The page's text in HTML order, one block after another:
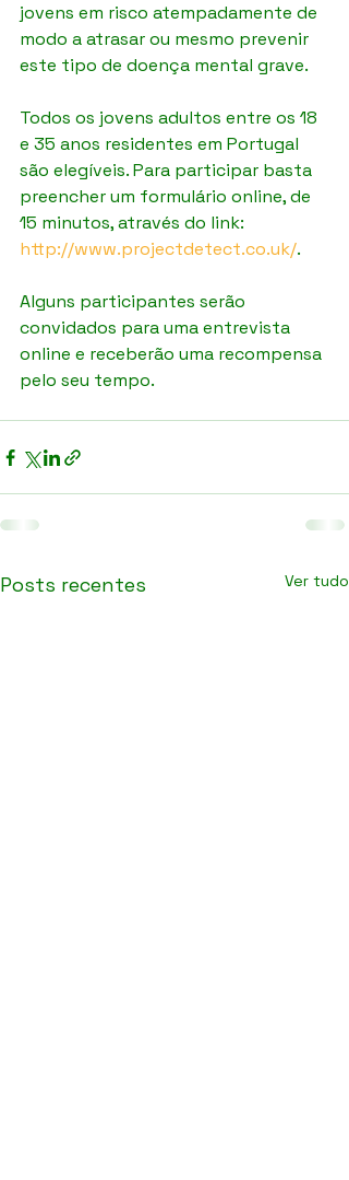
jovens em risco atempadamente de
modo a atrasar ou mesmo prevenir
este tipo de doença mental grave.
Todos os jovens adultos entre os 18
e 35 anos residentes em Portugal
são elegíveis. Para participar basta
preencher um formulário online, de
15 minutos, através do link:
http://www.projectdetect.co.uk/.
Alguns participantes serão
convidados para uma entrevista
online e receberão uma recompensa
pelo seu tempo.
Posts recentes Ver tudo